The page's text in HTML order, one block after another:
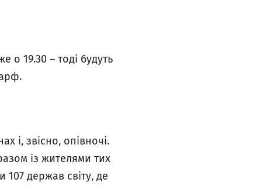
о 19.30 – тоді будуть
і, звісно, опівночі.
із жителями тих
107 держав світу, де